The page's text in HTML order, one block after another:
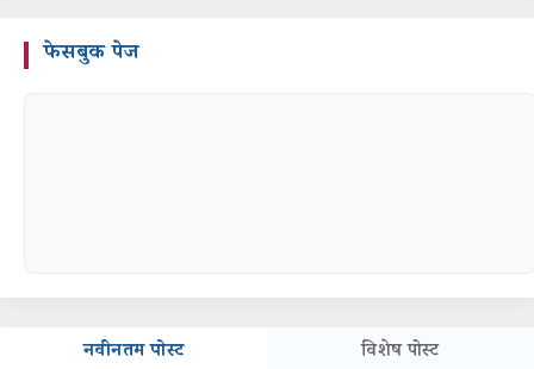
फेसबुक पेज
नवीनतम पोस्ट विशेष पोस्ट